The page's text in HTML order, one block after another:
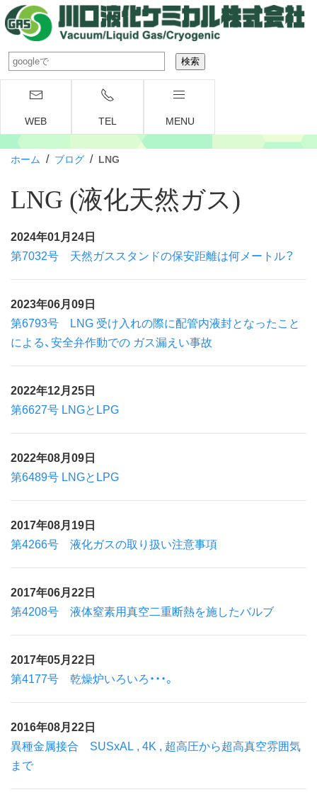
WEB TEL MENU
ホーム / ブログ / LNG
LNG (液化天然ガス)
2024年01月24日
第7032号 天然ガススタンドの保安距離は何メートル？
2023年06月09日
第6793号 LNG 受け入れの際に配管内液封となったこと
による、安全弁作動での ガス漏えい事故
2022年12月25日
第6627号 LNGとLPG
2022年08月09日
第6489号 LNGとLPG
2017年08月19日
第4266号 液化ガスの取り扱い注意事項
2017年06月22日
第4208号 液体窒素用真空二重断熱を施したバルブ
2017年05月22日
第4177号 乾燥炉いろいろ・・・。
2016年08月22日
異種金属接合 SUSxAL , 4K , 超高圧から超高真空雰囲気
まで